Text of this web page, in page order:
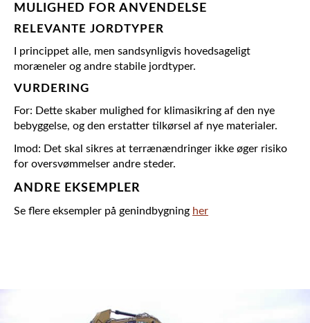
MULIGHED FOR ANVENDELSE
RELEVANTE JORDTYPER
I princippet alle, men sandsynligvis hovedsageligt
moræneler og andre stabile jordtyper.
VURDERING
For: Dette skaber mulighed for klimasikring af den nye
bebyggelse, og den erstatter tilkørsel af nye materialer.
Imod: Det skal sikres at terrænændringer ikke øger risiko
for oversvømmelser andre steder.
ANDRE EKSEMPLER
Se flere eksempler på genindbygning her